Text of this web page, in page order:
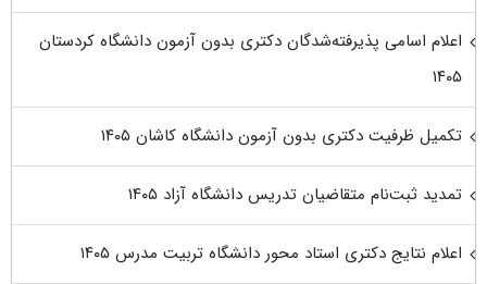
اعلام اسامی پذیرفته‌شدگان دکتری بدون آزمون دانشگاه کردستان
۱۴۰۵
تکمیل ظرفیت دکتری بدون آزمون دانشگاه کاشان ۱۴۰۵
تمدید ثبت‌نام متقاضیان تدریس دانشگاه آزاد ۱۴۰۵
اعلام نتایج دکتری استاد محور دانشگاه تربیت مدرس ۱۴۰۵